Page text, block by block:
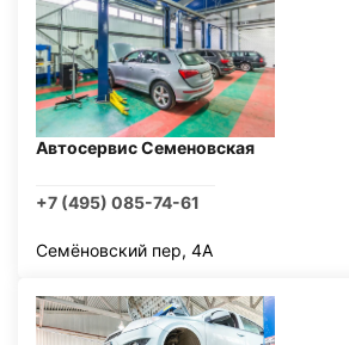
Автосервис Семеновская
+7 (495) 085-74-61
Семёновский пер, 4А